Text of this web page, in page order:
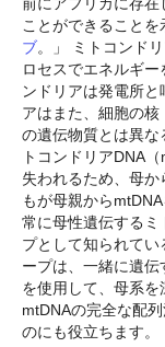
ことができること
ブ。」 ミトコンド
ロセスでエネルギ
ンドリアは発電所と
アはまた、細胞の
の遺伝物質とは異な
トコンドリアDNA
失われるため、母
もが母親から
常に母性遺伝するミ
プとして知られて
ープは、一緒に遺
を使用して、母系を
mtDNAの完全な配
のにも役立ちます。